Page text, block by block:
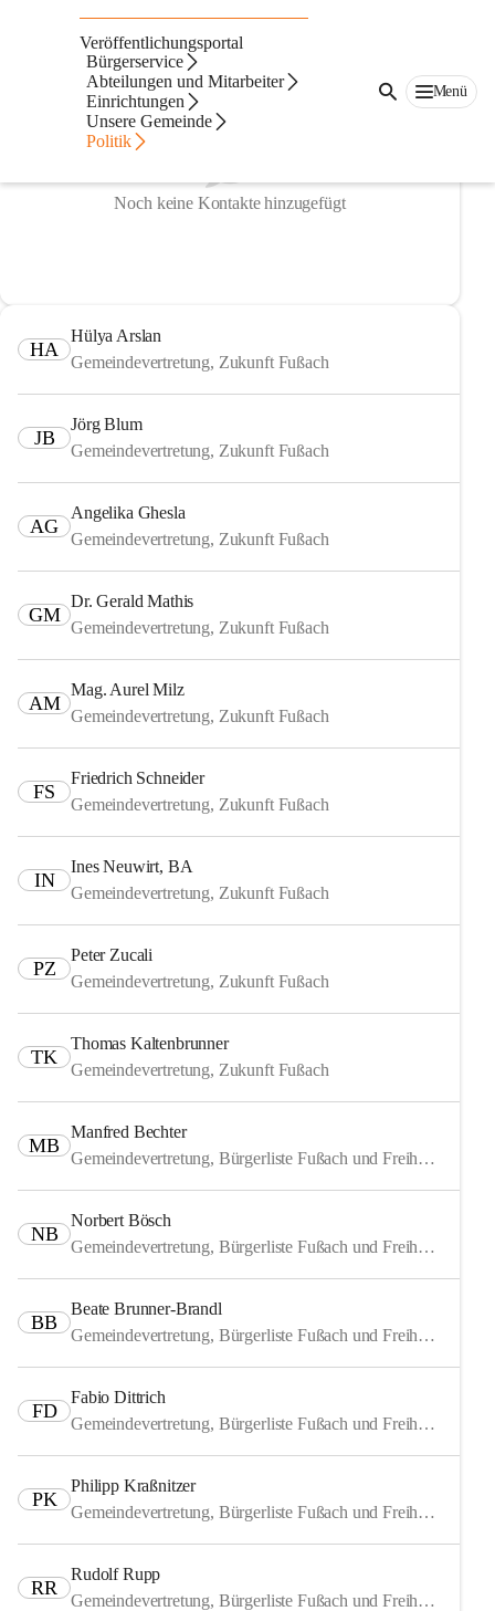
Veröffentlichungsportal
Bürgerservice
Abteilungen und Mitarbeiter
Einrichtungen
Unsere Gemeinde
Politik
Menü
Gemeindevertretung
Noch keine Kontakte hinzugefügt
HA
Hülya Arslan
Gemeindevertretung, Zukunft Fußach
JB
Jörg Blum
Gemeindevertretung, Zukunft Fußach
AG
Angelika Ghesla
Gemeindevertretung, Zukunft Fußach
GM
Dr. Gerald Mathis
Gemeindevertretung, Zukunft Fußach
AM
Mag. Aurel Milz
Gemeindevertretung, Zukunft Fußach
FS
Friedrich Schneider
Gemeindevertretung, Zukunft Fußach
IN
Ines Neuwirt, BA
Gemeindevertretung, Zukunft Fußach
PZ
Peter Zucali
Gemeindevertretung, Zukunft Fußach
TK
Thomas Kaltenbrunner
Gemeindevertretung, Zukunft Fußach
MB
Manfred Bechter
Gemeindevertretung, Bürgerliste Fußach und Freiheitliche
NB
Norbert Bösch
Gemeindevertretung, Bürgerliste Fußach und Freiheitliche
BB
Beate Brunner-Brandl
Gemeindevertretung, Bürgerliste Fußach und Freiheitliche
FD
Fabio Dittrich
Gemeindevertretung, Bürgerliste Fußach und Freiheitliche
PK
Philipp Kraßnitzer
Gemeindevertretung, Bürgerliste Fußach und Freiheitliche
RR
Rudolf Rupp
Gemeindevertretung, Bürgerliste Fußach und Freiheitliche